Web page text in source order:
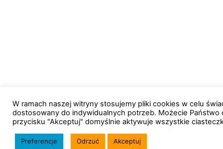
W ramach naszej witryny stosujemy pliki cookies w celu
dostosowany do indywidualnych potrzeb. Możecie
przycisku "Akceptuj" domyślnie aktywuje wszystkie
Preferencje Odrzuć Akceptuj